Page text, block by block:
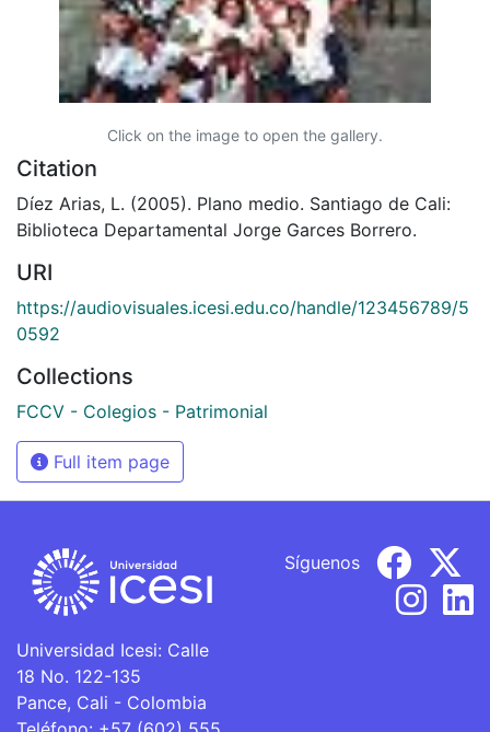
Click on the image to open the gallery.
Citation
Díez Arias, L. (2005). Plano medio. Santiago de Cali:
Biblioteca Departamental Jorge Garces Borrero.
URI
https://audiovisuales.icesi.edu.co/handle/123456789/5
0592
Collections
FCCV - Colegios - Patrimonial
Full item page
Universidad Icesi: Calle
18 No. 122-135
Pance, Cali - Colombia
Síguenos